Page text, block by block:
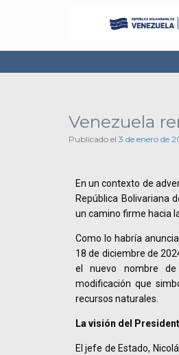
Venezuela
Publicado el 3 de enero de
En un contexto de
República Bolivariana
un camino firme hacia
Como lo habría
18 de diciembre de
el nuevo nombre de
modificación que
recursos naturales.
La visión del
El jefe de Estado,